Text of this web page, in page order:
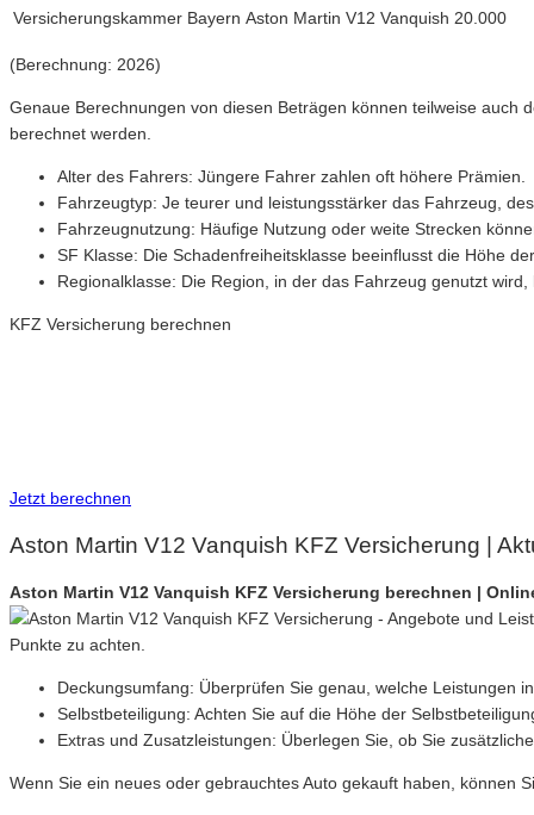
Versicherungskammer Bayern Aston Martin V12 Vanquish 20.000
(Berechnung: 2026)
Genaue Berechnungen von diesen Beträgen können teilweise auch
berechnet werden.
Alter des Fahrers: Jüngere Fahrer zahlen oft höhere Prämien.
Fahrzeugtyp: Je teurer und leistungsstärker das Fahrzeug,
Fahrzeugnutzung: Häufige Nutzung oder weite Strecken
SF Klasse: Die Schadenfreiheitsklasse beeinflusst die Höhe
Regionalklasse: Die Region, in der das Fahrzeug genutzt
KFZ Versicherung berechnen
Jetzt berechnen
Aston Martin V12 Vanquish KFZ Versicherung |
Aston Martin V12 Vanquish KFZ Versicherung berechnen |
Punkte zu achten.
Deckungsumfang: Überprüfen Sie genau, welche Leistungen
Selbstbeteiligung: Achten Sie auf die Höhe der
Extras und Zusatzleistungen: Überlegen Sie, ob Sie
Wenn Sie ein neues oder gebrauchtes Auto gekauft haben, können